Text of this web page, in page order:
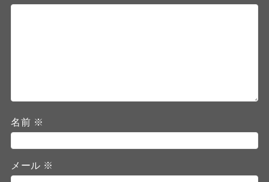
名前 ※
メール ※